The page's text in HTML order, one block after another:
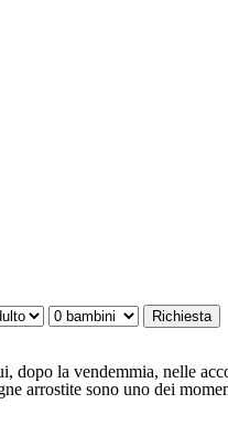
dopo la vendemmia, nelle
arrostite sono uno dei